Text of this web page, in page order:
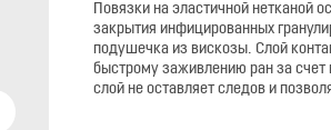
Повязки на эластичной нетканой
закрытия инфицированных
подушечка из вискозы. Слой
быстрому заживлению ран за счет
слой не оставляет следов и